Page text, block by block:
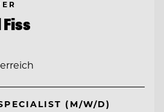
(M/W/D)